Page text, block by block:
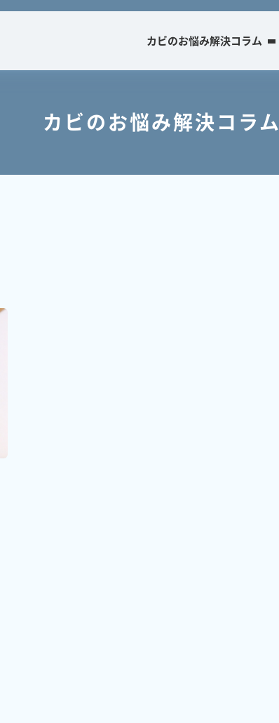
カビのお悩み解決コラム
カビのお悩み解決コラム